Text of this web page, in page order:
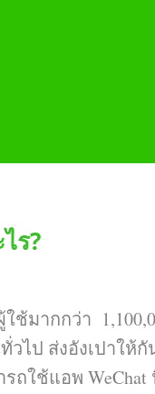
ร?
มากกว่า
ไป ส่งอังเปาให้กั
ถใช้แอพ WeChat